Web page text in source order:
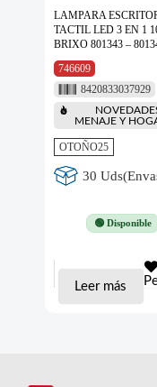
LAMPARA
TACTIL LED 3 EN 1
BRIXO 801343 –
746609
8420833037929
MENAJE Y
OTOÑO25
30
🟢 Disponible
Leer más